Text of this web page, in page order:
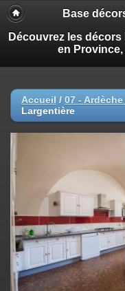
Base
Découvrez les
en Province,
Accueil / 07 - Ardèche
Largentière